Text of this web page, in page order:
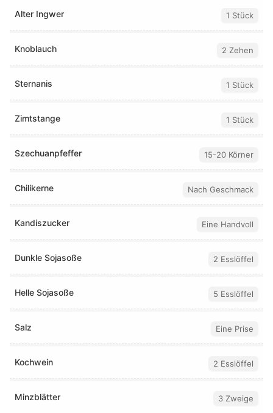
Alter Ingwer 1 Stück
Knoblauch 2 Zehen
Sternanis 1 Stück
Zimtstange 1 Stück
Szechuanpfeffer 15-20 Körner
Chilikerne Nach Geschmack
Kandiszucker Eine Handvoll
Dunkle Sojasoße 2 Esslöffel
Helle Sojasoße 5 Esslöffel
Salz Eine Prise
Kochwein 2 Esslöffel
Minzblätter 3 Zweige